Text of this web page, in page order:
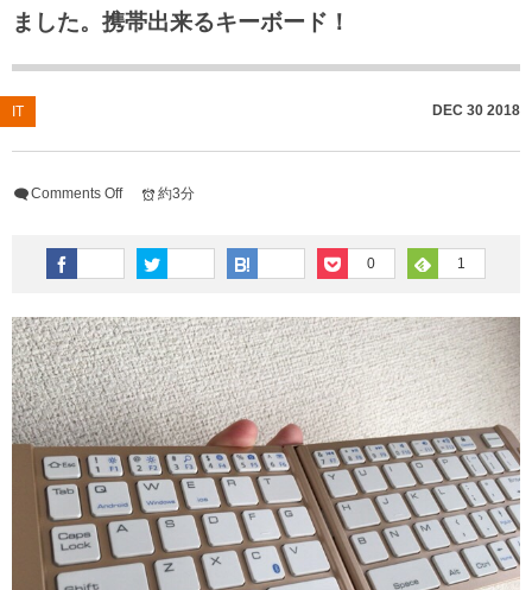
ました。携帯出来るキーボード！
IT DEC 30 2018
Comments Off 約3分
0 1
TOEIC800点への道
TOEIC（作戦・ノウハウなど）
TOEIC700点への道
英単語
その他英語関連
川越（埼玉県）
沖縄
神戸
行ってきたあれこれ
旅行関連あれこれ
コスメ
ダイエット
健康あれこれ
美容あれこれ
今日の一枚
月、星、宇宙